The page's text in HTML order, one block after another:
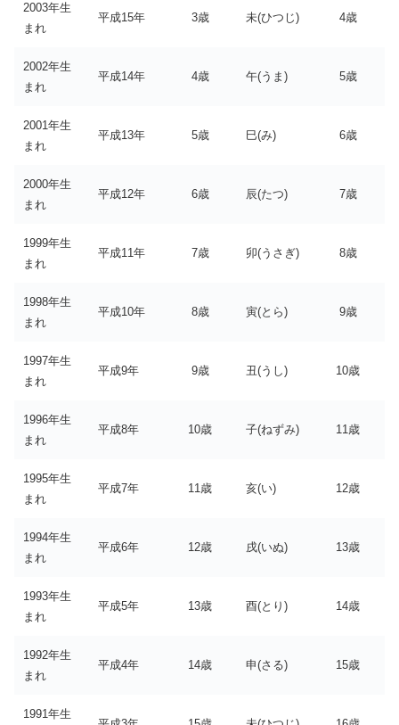
2003年生
まれ
平成15年 3歳 未(ひつじ) 4歳
2002年生
まれ
平成14年 4歳 午(うま) 5歳
2001年生
まれ
平成13年 5歳 巳(み) 6歳
2000年生
まれ
平成12年 6歳 辰(たつ) 7歳
1999年生
まれ
平成11年 7歳 卯(うさぎ) 8歳
1998年生
まれ
平成10年 8歳 寅(とら) 9歳
1997年生
まれ
平成9年 9歳 丑(うし) 10歳
1996年生
まれ
平成8年 10歳 子(ねずみ) 11歳
1995年生
まれ
平成7年 11歳 亥(い) 12歳
1994年生
まれ
平成6年 12歳 戌(いぬ) 13歳
1993年生
まれ
平成5年 13歳 酉(とり) 14歳
1992年生
まれ
平成4年 14歳 申(さる) 15歳
1991年生